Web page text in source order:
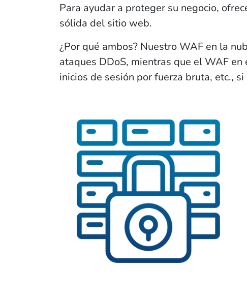
Para ayudar a proteger su negocio,
sólida del sitio web.
¿Por qué ambos? Nuestro WAF en la
ataques DDoS, mientras que el WAF
inicios de sesión por fuerza bruta, etc.,